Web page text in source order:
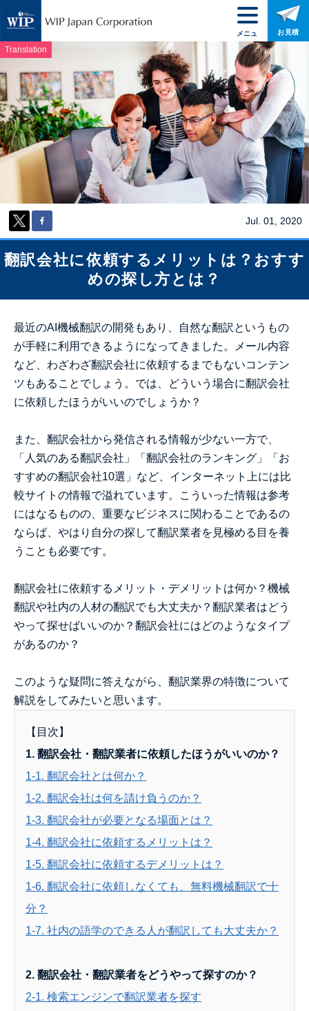
Translation
Jul. 01, 2020
翻訳会社に依頼するメリットは？おすす
めの探し方とは？
最近のAI機械翻訳の開発もあり、自然な翻訳というもの
が手軽に利用できるようになってきました。メール内容
など、わざわざ翻訳会社に依頼するまでもないコンテン
ツもあることでしょう。では、どういう場合に翻訳会社
に依頼したほうがいいのでしょうか？
また、翻訳会社から発信される情報が少ない一方で、
「人気のある翻訳会社」「翻訳会社のランキング」「お
すすめの翻訳会社10選」など、インターネット上には比
較サイトの情報で溢れています。こういった情報は参考
にはなるものの、重要なビジネスに関わることであるの
ならば、やはり自分の探して翻訳業者を見極める目を養
うことも必要です。
翻訳会社に依頼するメリット・デメリットは何か？機械
翻訳や社内の人材の翻訳でも大丈夫か？翻訳業者はどう
やって探せばいいのか？翻訳会社にはどのようなタイプ
があるのか？
このような疑問に答えながら、翻訳業界の特徴について
解説をしてみたいと思います。
【目次】
1. 翻訳会社・翻訳業者に依頼したほうがいいのか？
1-1. 翻訳会社とは何か？
1-2. 翻訳会社は何を請け負うのか？
1-3. 翻訳会社が必要となる場面とは？
1-4. 翻訳会社に依頼するメリットは？
1-5. 翻訳会社に依頼するデメリットは？
1-6. 翻訳会社に依頼しなくても、無料機械翻訳で十
分？
1-7. 社内の語学のできる人が翻訳しても大丈夫か？
2. 翻訳会社・翻訳業者をどうやって探すのか？
2-1. 検索エンジンで翻訳業者を探す
メニュ
ー
お見積